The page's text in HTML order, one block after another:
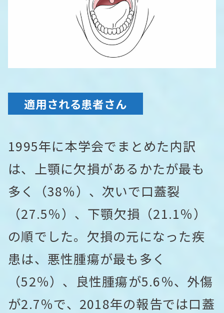
適用される患者さん
1995年に本学会でまとめた内訳
は、上顎に欠損があるかたが最も
多く（38％）、次いで口蓋裂
（27.5％）、下顎欠損（21.1％）
の順でした。欠損の元になった疾
患は、悪性腫瘍が最も多く
（52％）、良性腫瘍が5.6％、外傷
が2.7％で、2018年の報告では口蓋